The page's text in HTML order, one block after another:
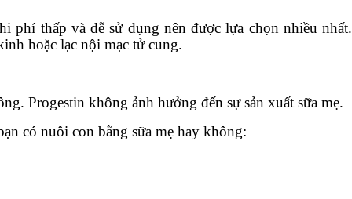
phí thấp và dễ sử dụng nên được lựa chọn nhiều nhất.
hoặc lạc nội mạc tử cung.
Progestin không ảnh hưởng đến sự sản xuất sữa mẹ.
có nuôi con bằng sữa mẹ hay không: